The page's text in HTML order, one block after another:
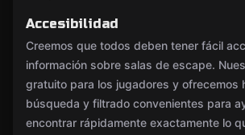
Accesibilidad
Creemos que todos deben tener fácil
información sobre salas de escape.
gratuito para los jugadores y ofrecemos
búsqueda y filtrado convenientes para
encontrar rápidamente exactamente lo